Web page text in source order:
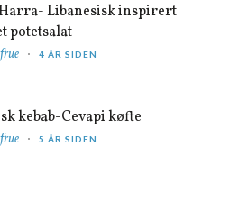
Libanesisk inspirert
potetsalat
4 ÅR SIDEN
kebab-Cevapi køfte
5 ÅR SIDEN